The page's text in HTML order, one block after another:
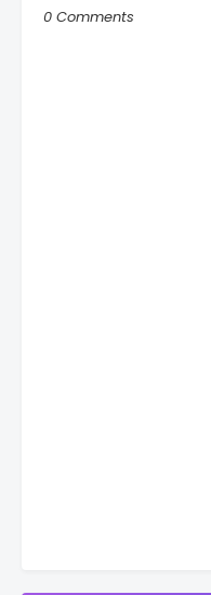
0 Comments